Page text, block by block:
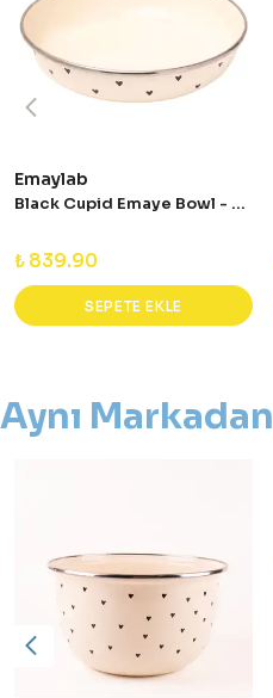
Emaylab
Black Cupid Emaye Bowl - Salata - Sunum Kasesi
₺ 839.90
SEPETE EKLE
Aynı Markadan